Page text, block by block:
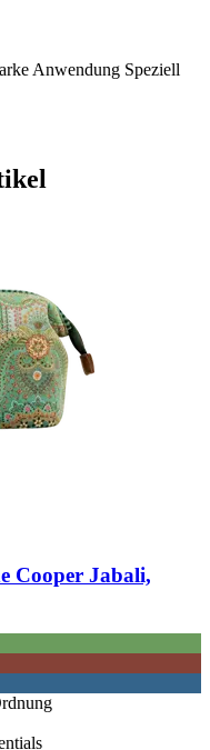
Anwendung Speziell
Cooper Jabali,